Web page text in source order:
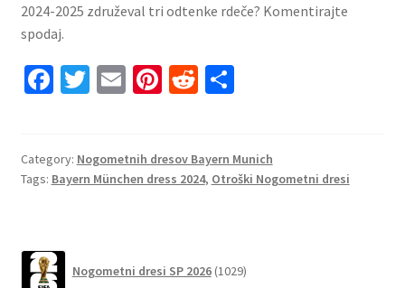
2024-2025 združeval tri odtenke rdeče? Komentirajte
spodaj.
Fa
o
o
T
er
E
l
Pi
es
t
R
di
t
S
e
Category: Nogometnih dresov Bayern Munich
Tags: Bayern München dress 2024, Otroški Nogometni dresi
Nogometni dresi SP 2026 1029izdelkov